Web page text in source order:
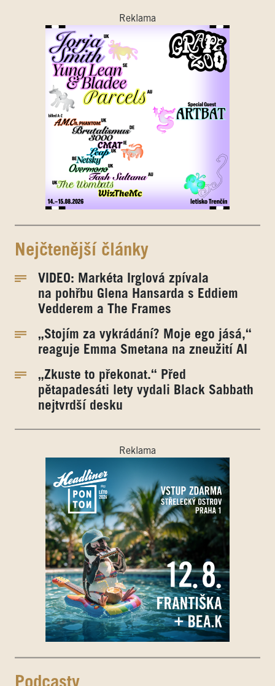
Reklama
Nejčtenější články
VIDEO: Markéta Irglová zpívala
na pohřbu Glena Hansarda s Eddiem
Vedderem a The Frames
„Stojím za vykrádání? Moje ego jásá,“
reaguje Emma Smetana na zneužití AI
„Zkuste to překonat.“ Před
pětapadesáti lety vydali Black Sabbath
nejtvrdší desku
Reklama